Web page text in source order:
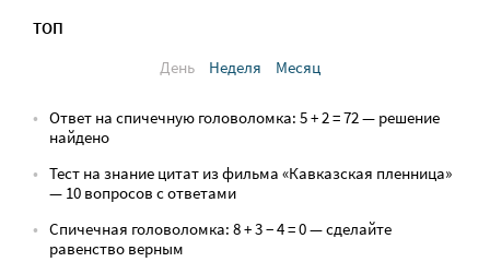
ТОП
День
Неделя Месяц
Ответ на спичечную головоломка: 5 + 2 = 72 — решение
найдено
Тест на знание цитат из фильма «Кавказская пленница»
— 10 вопросов с ответами
Спичечная головоломка: 8 + 3 − 4 = 0 — сделайте
равенство верным